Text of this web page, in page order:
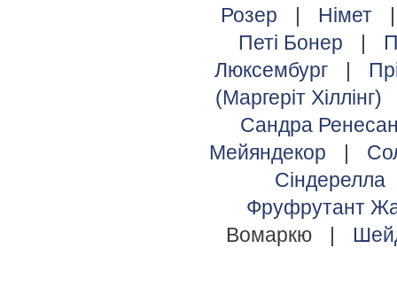
Розер
| Німет
Петі Бонер
|
Люксембург
|
(Маргеріт Хіллінг)
Сандра
Мейяндекор
|
Сіндерелла
Фруфрутант
Вомаркю
|